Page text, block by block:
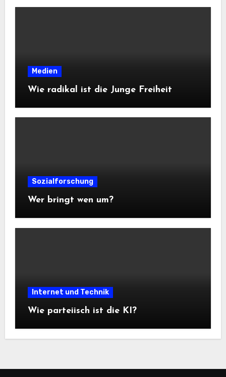
Medien
Wie radikal ist die Junge Freiheit
Sozialforschung
Wer bringt wen um?
Internet und Technik
Wie parteiisch ist die KI?